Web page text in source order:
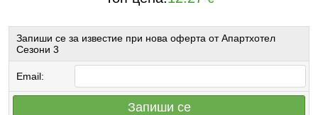
Запиши се за известие при нова оферта от Апартхотел
Сезони 3
Email:
Запиши се